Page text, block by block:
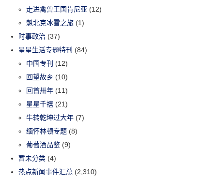
走进禽兽王国肯尼亚 (12)
魁北克冰雪之旅 (1)
时事政治 (37)
星星生活专题特刊 (84)
中国专刊 (12)
回望故乡 (10)
回首卅年 (11)
星星千禧 (21)
牛转乾坤过大年 (7)
缅怀林顿专题 (8)
葡萄酒品鉴 (9)
暂未分类 (4)
热点新闻事件汇总 (2,310)